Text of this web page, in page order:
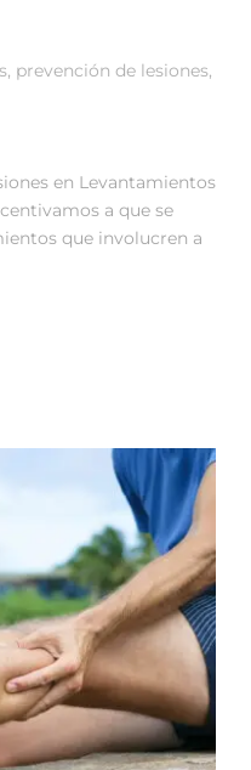
, prevención de lesiones,
en Levantamientos
a que se
que involucren a